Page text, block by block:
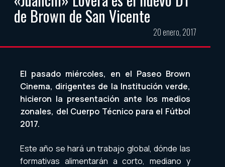
de Brown de San Vicente
20 enero, 2017
El pasado miércoles, en el Paseo Brown
Cinema, dirigentes de la Institución verde,
hicieron la presentación ante los medios
zonales, del Cuerpo Técnico para el Fútbol
2017.
Este año se hará un trabajo global, dónde las
formativas alimentarán a corto, mediano y